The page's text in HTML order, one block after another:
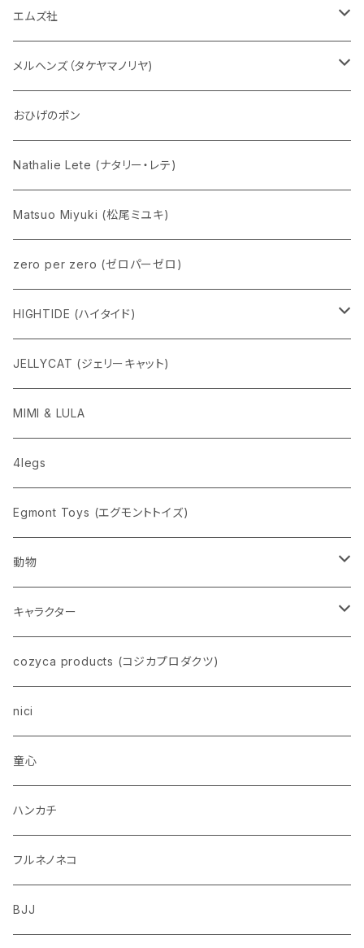
チャーミーちゃん
五型動物
Eddie パンダ
エムズ社
デコちゃん
クマちゃん
メルヘンズ（タケヤマノリヤ)
ケロペチーノ
おひげのポン
Nathalie Lete (ナタリー・レテ)
Matsuo Miyuki (松尾ミユキ)
zero per zero (ゼロパーゼロ)
HIGHTIDE (ハイタイド)
ニューレトロ
penco
nahe
pppppins（ピーーーーンズ）
JELLYCAT (ジェリーキャット)
MIMI & LULA
4legs
Egmont Toys (エグモントトイズ)
動物
ネコ
イヌ
トイプードル
柴犬
ビーグル
ウザギ
パンダ
リス
クマ
ゾウ
キャラクター
スヌーピー
モンチッチ
ムーミン
ちいかわ
ミッフィー
Richard Scarry (リチャード・スキャリー)
cozyca products (コジカプロダクツ)
nici
童心
ハンカチ
フルネノネコ
BJJ